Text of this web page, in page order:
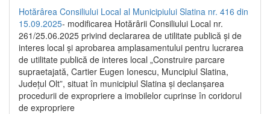
Hotărârea Consiliului Local al Municipiului Slatina nr. 416 din
15.09.2025- modificarea Hotărârii Consiliului Local nr.
261/25.06.2025 privind declararea de utilitate publică și de
interes local și aprobarea amplasamentului pentru lucrarea
de utilitate publică de interes local „Construire parcare
supraetajată, Cartier Eugen Ionescu, Muncipiul Slatina,
Județul Olt”, situat în municipiul Slatina și declanșarea
procedurii de expropriere a imobilelor cuprinse în coridorul
de expropriere